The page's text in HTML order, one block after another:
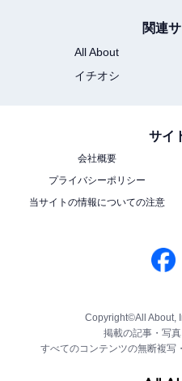
関連
All About
イチオシ
サイ
会社概要
プライバシーポリシー
当サイトの情報についての注意
Copyright©All About,
掲載の記事・写真
すべてのコンテンツの無断複写